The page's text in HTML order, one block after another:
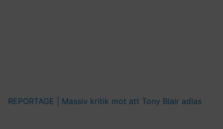
REPORTAGE | Massiv kritik mot att Tony Blair adlas